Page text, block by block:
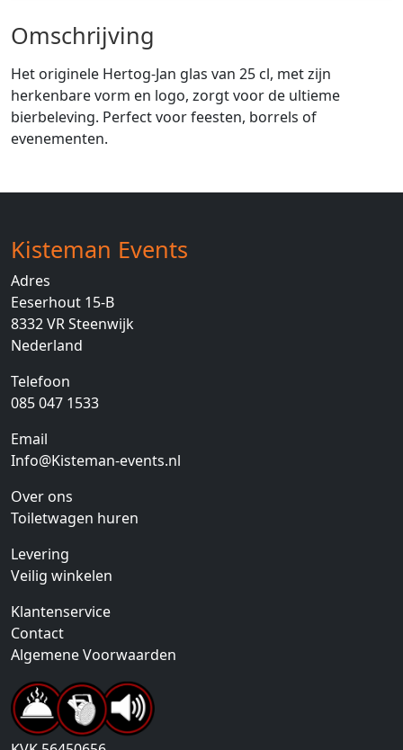
Omschrijving
Het originele Hertog-Jan glas van 25 cl, met zijn
herkenbare vorm en logo, zorgt voor de ultieme
bierbeleving. Perfect voor feesten, borrels of
evenementen.
Kisteman Events
Adres
Eeserhout 15-B
8332 VRSteenwijk
Nederland
Telefoon
085 047 1533
Email
Info@Kisteman-events.nl
Over ons
Toiletwagen huren
Levering
Veilig winkelen
Klantenservice
Contact
Algemene Voorwaarden